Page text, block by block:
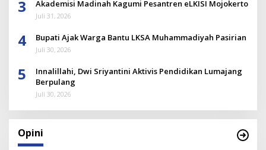
3 Akademisi Madinah Kagumi Pesantren eLKISI Mojokerto
Juli 31, 2026
4 Bupati Ajak Warga Bantu LKSA Muhammadiyah Pasirian
Juli 30, 2026
5
Innalillahi, Dwi Sriyantini Aktivis Pendidikan Lumajang
Berpulang
Juli 30, 2026
Opini